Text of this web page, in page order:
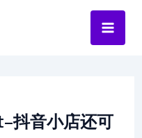
抖音小店还可